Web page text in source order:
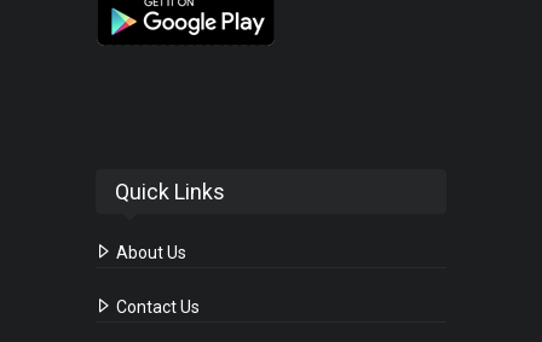
Quick Links
About Us
Contact Us